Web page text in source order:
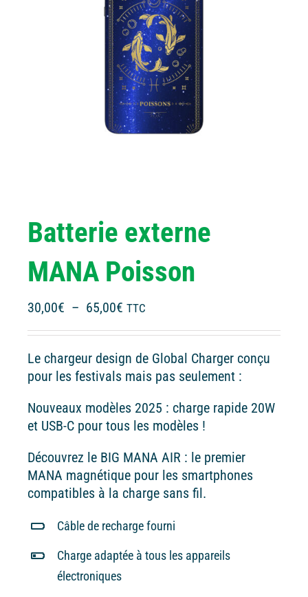
Batterie externe
MANA Poisson
30,00€ – 65,00€ Plage
30,00€
à
TTC
Le chargeur design de Global Charger conçu
pour les festivals mais pas seulement :
Nouveaux modèles 2025 : charge rapide 20W
et USB-C pour tous les modèles !
Découvrez le BIG MANA AIR : le premier
MANA magnétique pour les smartphones
compatibles à la charge sans fil.
Câble de recharge fourni
Charge adaptée à tous les appareils
électroniques